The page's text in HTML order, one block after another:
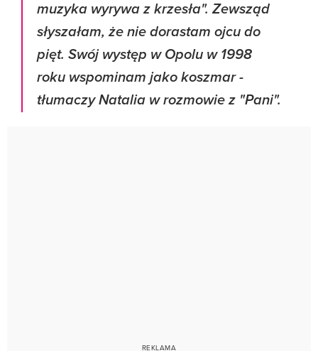
muzyka wyrywa z krzesła". Zewsząd
słyszałam, że nie dorastam ojcu do
pięt. Swój występ w Opolu w 1998
roku wspominam jako koszmar-
tłumaczy Natalia w rozmowie z "Pani".